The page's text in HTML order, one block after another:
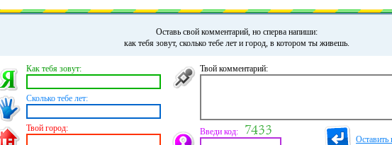
Оставь свой комментарий, но сперва напиши:
как тебя зовут, сколько тебе лет и город, в котором ты живешь.
Как тебя зовут:
Сколько тебе лет:
Твой город:
Твой комментарий:
Введи код:
Оставить